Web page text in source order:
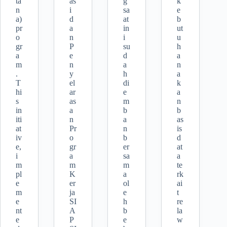
n
a)
pr
o
gr
a
m
.
T
hi
s
in
iti
at
iv
e,
i
m
pl
e
m
e
nt
e
i
d
a
n
P
e
n
y
el
ar
as
a
n
Pr
o
gr
a
m
K
er
ja
SI
A
P
sa
at
in
i
su
d
a
h
di
e
m
b
a
n
b
er
sa
m
a
ol
e
h
b
e
e
b
ut
u
h
a
n
a
k
a
n
b
as
is
d
at
a
te
rk
ai
t
re
la
w